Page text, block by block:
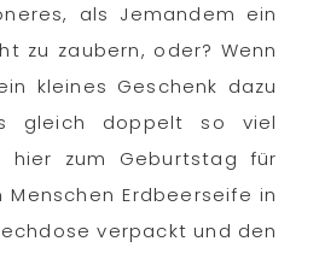
als Jemandem ein
zu zaubern, oder? Wenn
kleines Geschenk dazu
gleich doppelt so viel
hier zum Geburtstag für
Erdbeerseife in
verpackt und den